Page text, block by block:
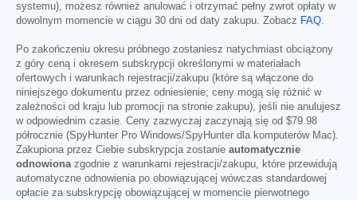
systemu), możesz również anulować i otrzymać pełny zwrot opłaty w
dowolnym momencie w ciągu 30 dni od daty zakupu. Zobacz FAQ.
Po zakończeniu okresu próbnego zostaniesz natychmiast obciążony
z góry ceną i okresem subskrypcji określonymi w materiałach
ofertowych i warunkach rejestracji/zakupu (które są włączone do
niniejszego dokumentu przez odniesienie; ceny mogą się różnić w
zależności od kraju lub promocji na stronie zakupu), jeśli nie anulujesz
w odpowiednim czasie. Ceny zazwyczaj zaczynają się od $79.98
półrocznie (SpyHunter Pro Windows/SpyHunter dla komputerów Mac).
Zakupiona przez Ciebie subskrypcja zostanie automatycznie
odnowionazgodnie z warunkami rejestracji/zakupu, które przewidują
automatyczne odnowienia po obowiązującej wówczas standardowej
opłacie za subskrypcję obowiązującej w momencie pierwotnego